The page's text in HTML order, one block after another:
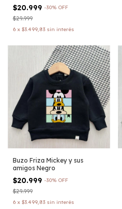
$20.999 -30% OFF
$29.999
6 x $3.499,83 sin interés
Buzo Friza Mickey y sus
amigos Negro
$20.999 -30% OFF
$29.999
6 x $3.499,83 sin interés